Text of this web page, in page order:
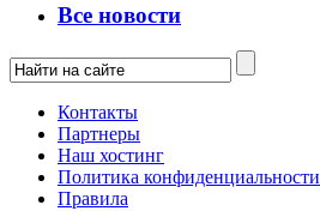
Все новости
Контакты
Партнеры
Наш хостинг
Политика конфиденциальности
Правила